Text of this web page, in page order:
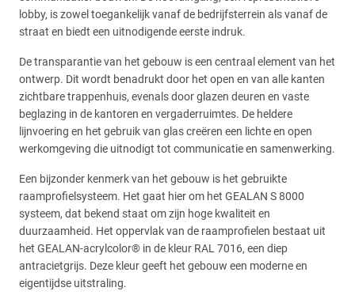
lobby, is zowel toegankelijk vanaf de bedrijfsterrein als vanaf de
straat en biedt een uitnodigende eerste indruk.
De transparantie van het gebouw is een centraal element van het
ontwerp. Dit wordt benadrukt door het open en van alle kanten
zichtbare trappenhuis, evenals door glazen deuren en vaste
beglazing in de kantoren en vergaderruimtes. De heldere
lijnvoering en het gebruik van glas creëren een lichte en open
werkomgeving die uitnodigt tot communicatie en samenwerking.
Een bijzonder kenmerk van het gebouw is het gebruikte
raamprofielsysteem. Het gaat hier om het GEALAN S 8000
systeem, dat bekend staat om zijn hoge kwaliteit en
duurzaamheid. Het oppervlak van de raamprofielen bestaat uit
het GEALAN-acrylcolor® in de kleur RAL 7016, een diep
antracietgrijs. Deze kleur geeft het gebouw een moderne en
eigentijdse uitstraling.